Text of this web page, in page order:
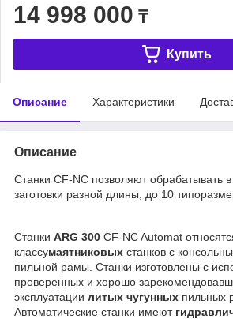
14 998 000 ₸
Купить
Описание Характеристики
Описание
Станки CF-NC позволяют обрабатывать
заготовки разной длины, до 10
Станки ARG 300 CF-NC Automat
классумаятниковых станков с
пильной рамы. Станки изготовлены с
проверенных и хорошо
эксплуатации литых чугунных пильных
Автоматические станки имеют